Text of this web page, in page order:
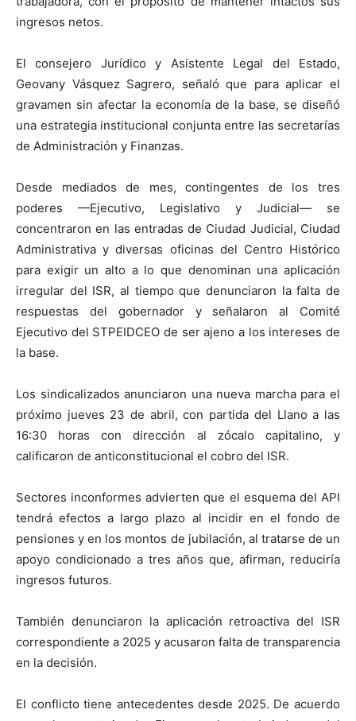
ingresos netos.
El consejero Jurídico y Asistente Legal del Estado,
Geovany Vásquez Sagrero, señaló que para aplicar el
gravamen sin afectar la economía de la base, se diseñó
una estrategia institucional conjunta entre las secretarías
de Administración y Finanzas.
Desde mediados de mes, contingentes de los tres
poderes —Ejecutivo, Legislativo y Judicial— se
concentraron en las entradas de Ciudad Judicial, Ciudad
Administrativa y diversas oficinas del Centro Histórico
para exigir un alto a lo que denominan una aplicación
irregular del ISR, al tiempo que denunciaron la falta de
respuestas del gobernador y señalaron al Comité
Ejecutivo del STPEIDCEO de ser ajeno a los intereses de
la base.
Los sindicalizados anunciaron una nueva marcha para el
próximo jueves 23 de abril, con partida del Llano a las
16:30 horas con dirección al zócalo capitalino, y
calificaron de anticonstitucional el cobro del ISR.
Sectores inconformes advierten que el esquema del API
tendrá efectos a largo plazo al incidir en el fondo de
pensiones y en los montos de jubilación, al tratarse de un
apoyo condicionado a tres años que, afirman, reduciría
ingresos futuros.
También denunciaron la aplicación retroactiva del ISR
correspondiente a 2025 y acusaron falta de transparencia
en la decisión.
El conflicto tiene antecedentes desde 2025. De acuerdo